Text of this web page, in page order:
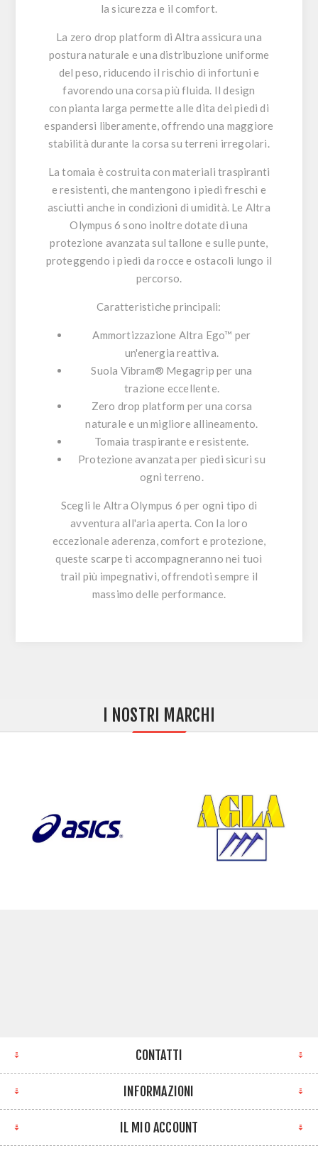
la sicurezza e il comfort.
La zero drop platform di Altra assicura una
postura naturale e una distribuzione uniforme
del peso, riducendo il rischio di infortuni e
favorendo una corsa più fluida. Il design
con pianta larga permette alle dita dei piedi di
espandersi liberamente, offrendo una maggiore
stabilità durante la corsa su terreni irregolari.
La tomaia è costruita con materiali traspiranti
e resistenti, che mantengono i piedi freschi e
asciutti anche in condizioni di umidità. Le Altra
Olympus 6 sono inoltre dotate di una
protezione avanzata sul tallone e sulle punte,
proteggendo i piedi da rocce e ostacoli lungo il
percorso.
Caratteristiche principali:
Ammortizzazione Altra Ego™ per
un'energia reattiva.
Suola Vibram® Megagrip per una
trazione eccellente.
Zero drop platform per una corsa
naturale e un migliore allineamento.
Tomaia traspirante e resistente.
Protezione avanzata per piedi sicuri su
ogni terreno.
Scegli le Altra Olympus 6 per ogni tipo di
avventura all'aria aperta. Con la loro
eccezionale aderenza, comfort e protezione,
queste scarpe ti accompagneranno nei tuoi
trail più impegnativi, offrendoti sempre il
massimo delle performance.
I NOSTRI MARCHI
CONTATTI
INFORMAZIONI
IL MIO ACCOUNT